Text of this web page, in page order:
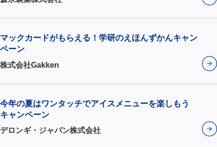
マックカードがもらえる！学研のえほんずかんキャン
ペーン
株式会社Gakken
今年の夏はワンタッチでアイスメニューを楽しもう
キャンペーン
デロンギ・ジャパン株式会社